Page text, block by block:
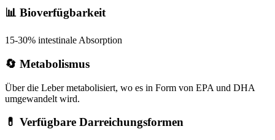
📊 Bioverfügbarkeit
15-30% intestinale Absorption
🔄 Metabolismus
Über die Leber metabolisiert, wo es in Form von EPA und DHA
umgewandelt wird.
💊 Verfügbare Darreichungsformen